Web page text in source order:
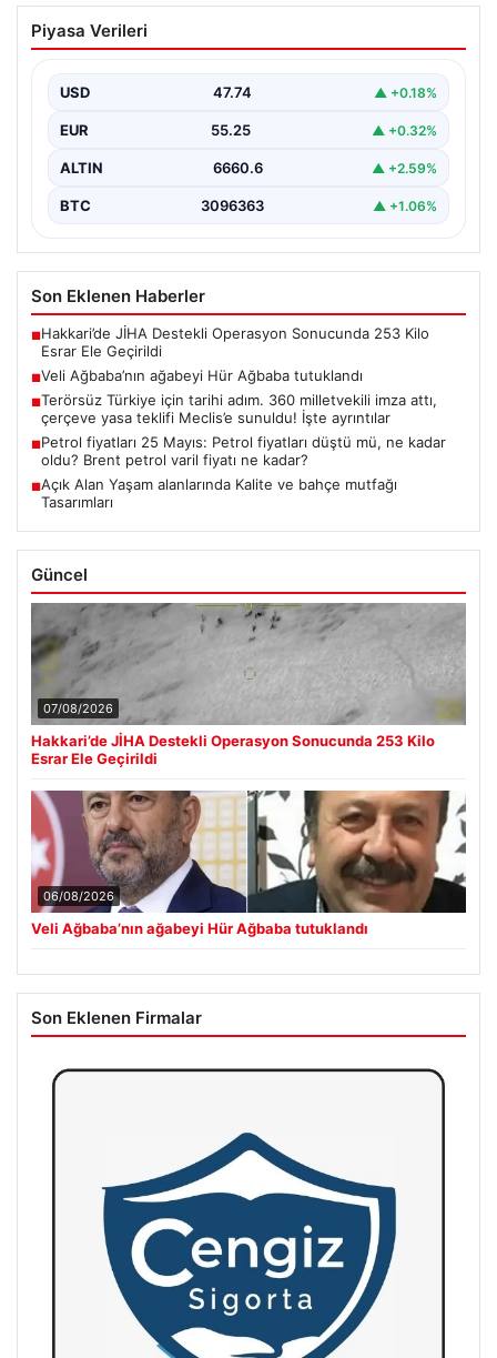
Veli Ağbaba’nın ağabeyi Hür Ağbaba
tutuklandı
Piyasa Verileri
USD 47.74 ▲ +0.18%
EUR 55.25 ▲ +0.32%
ALTIN 6660.6 ▲ +2.59%
BTC 3096363 ▲ +1.06%
Son Eklenen Haberler
■Hakkari’de JİHA Destekli Operasyon Sonucunda 253 Kilo
Esrar Ele Geçirildi
■Veli Ağbaba’nın ağabeyi Hür Ağbaba tutuklandı
■Terörsüz Türkiye için tarihi adım. 360 milletvekili imza attı,
çerçeve yasa teklifi Meclis’e sunuldu! İşte ayrıntılar
■Petrol fiyatları 25 Mayıs: Petrol fiyatları düştü mü, ne kadar
oldu? Brent petrol varil fiyatı ne kadar?
■Açık Alan Yaşam alanlarında Kalite ve bahçe mutfağı
Tasarımları
Güncel
07/08/2026
Hakkari’de JİHA Destekli Operasyon Sonucunda 253 Kilo
Esrar Ele Geçirildi
06/08/2026
Veli Ağbaba’nın ağabeyi Hür Ağbaba tutuklandı
Son Eklenen Firmalar